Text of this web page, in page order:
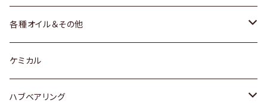
三菱
スバル
マツダ
マツダ
スバル
ホンダ
スズキ
日産
各種オイル＆その他
ディーデル洗浄添加剤
ケミカル
ハブベアリング